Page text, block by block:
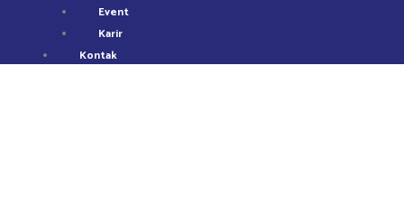
Event
Karir
Kontak